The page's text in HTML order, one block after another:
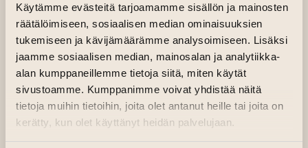
Käytämme evästeitä tarjoamamme sisällön ja mainosten
räätälöimiseen, sosiaalisen median ominaisuuksien
tukemiseen ja kävijämäärämme analysoimiseen. Lisäksi
jaamme sosiaalisen median, mainosalan ja analytiikka-
alan kumppaneillemme tietoja siitä, miten käytät
sivustoamme. Kumppanimme voivat yhdistää näitä
tietoja muihin tietoihin, joita olet antanut heille tai joita on
kerätty, kun olet käyttänyt heidän palvelujaan.
On the food side, we’ve got flavour-packed
grilled sandwiches & tasty finger foods.
Whether you’re after a light snack or a hearty
meal, we’ve got you covered.
Tipsy Toasty was born from a love for good
food, drinks and bringing people together.
What matters most to us is a relaxed, fun